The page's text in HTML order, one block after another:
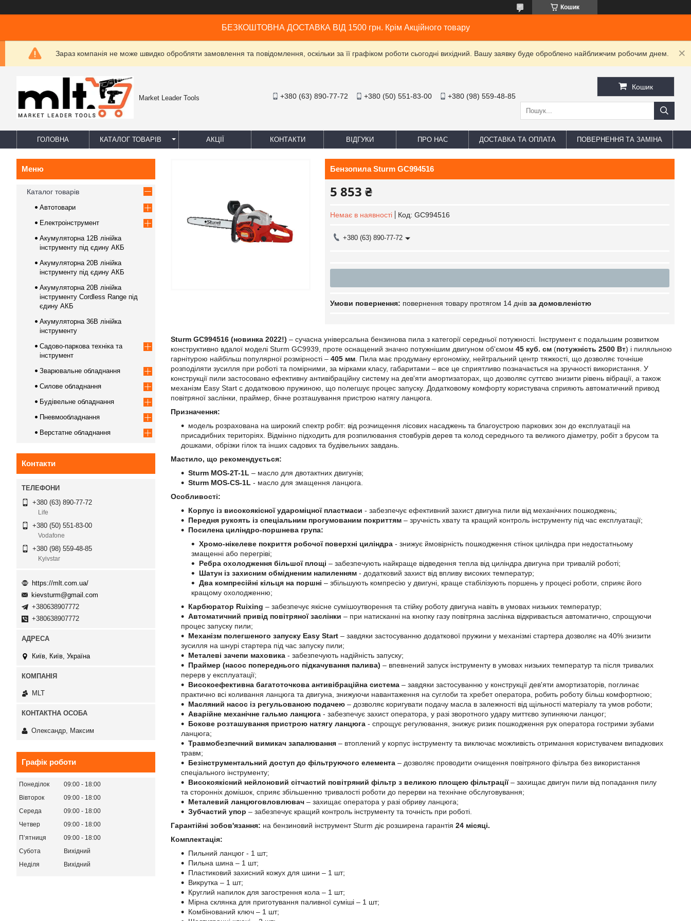
Кошик
БЕЗКОШТОВНА ДОСТАВКА ВІД 1500 грн. Крім Акційного товару
Зараз компанія не може швидко обробляти замовлення та повідомлення, оскільки за її графіком роботи сьогодні вихідний. Вашу заявку буде оброблено найближчим робочим днем.
Market Leader Tools +380 (63) 890-77-72 +380 (50) 551-83-00 +380 (98) 559-48-85
Кошик
ГОЛОВНА КАТАЛОГ ТОВАРІВ АКЦІЇ КОНТАКТИ ВІДГУКИ ПРО НАС ДОСТАВКА ТА ОПЛАТА ПОВЕРНЕННЯ ТА ЗАМІНА
Бензопила Sturm GC994516
5 853 ₴
Немає в наявності Код: GC994516
+380 (63) 890-77-72
повернення товару протягом 14 днів за домовленістю
Sturm GC994516 (новинка 2022!) – сучасна універсальна бензинова пила з категорії середньої потужності. Інструмент є подальшим розвитком
конструктивно вдалої моделі Sturm GC9939, проте оснащений значно потужнішим двигуном об'ємом 45 куб. см (потужність 2500 Вт) і пиляльною
гарнітурою найбільш популярної розмірності – 405 мм . Пила має продуману ергономіку, нейтральний центр тяжкості, що дозволяє точніше
розподіляти зусилля при роботі та помірними, за мірками класу, габаритами – все це сприятливо позначається на зручності використання. У
конструкції пили застосовано ефективну антивібраційну систему на дев'яти амортизаторах, що дозволяє суттєво знизити рівень вібрації, а також
механізм Easy Start c додатковою пружиною, що полегшує процес запуску. Додатковому комфорту користувача сприяють автоматичний привод
повітряної заслінки, праймер, бічне розташування пристрою натягу ланцюга.
Призначення:
модель розрахована на широкий спектр робіт: від розчищення лісових насаджень та благоустрою паркових зон до експлуатації на
присадибних територіях. Відмінно підходить для розпилювання стовбурів дерев та колод середнього та великого діаметру, робіт з брусом та
дошками, обрізки гілок та інших садових та будівельних завдань.
Мастило, що рекомендується:
Sturm MOS-2T-1L – масло для двотактних двигунів;
Sturm MOS-CS-1L - масло для змащення ланцюга.
Особливості:
Корпус із високоякісної удароміцної пластмаси - забезпечує ефективний захист двигуна пили від механічних пошкоджень;
Передня рукоять із спеціальним прогумованим покриттям – зручність хвату та кращий контроль інструменту під час експлуатації;
Посилена циліндро-поршнева група:
Хромо-нікелеве покриття робочої поверхні циліндра - знижує ймовірність пошкодження стінок циліндра при недостатньому
змащенні або перегріві;
Ребра охолодження більшої площі – забезпечують найкраще відведення тепла від циліндра двигуна при тривалій роботі;
Шатун із захисним обмідненим напиленням - додатковий захист від впливу високих температур;
Два компресійні кільця на поршні – збільшують компресію у двигуні, краще стабілізують поршень у процесі роботи, сприяє його
кращому охолодженню;
Карбюратор Ruixing – забезпечує якісне сумішоутворення та стійку роботу двигуна навіть в умовах низьких температур;
Автоматичний привід повітряної заслінки – при натисканні на кнопку газу повітряна заслінка відкривається автоматично, спрощуючи
процес запуску пили;
Механізм полегшеного запуску Easy Start – завдяки застосуванню додаткової пружини у механізмі стартера дозволяє на 40% знизити
зусилля на шнурі стартера під час запуску пили;
Металеві зачепи маховика - забезпечують надійність запуску;
Праймер (насос попереднього підкачування палива) – впевнений запуск інструменту в умовах низьких температур та після тривалих
перерв у експлуатації;
Високоефективна багатоточкова антивібраційна система – завдяки застосуванню у конструкції дев'яти амортизаторів, поглинає
практично всі коливання ланцюга та двигуна, знижуючи навантаження на суглоби та хребет оператора, робить роботу більш комфортною;
Масляний насос із регульованою подачею – дозволяє коригувати подачу масла в залежності від щільності матеріалу та умов роботи;
Аварійне механічне гальмо ланцюга - забезпечує захист оператора, у разі зворотного удару миттєво зупиняючи ланцюг;
Бокове розташування пристрою натягу ланцюга - спрощує регулювання, знижує ризик пошкодження рук оператора гострими зубами
ланцюга;
Травмобезпечний вимикач запалювання – втоплений у корпус інструменту та виключає можливість отримання користувачем випадкових
травм;
Безінструментальний доступ до фільтруючого елемента – дозволяє проводити очищення повітряного фільтра без використання
спеціального інструменту;
Високоякісний нейлоновий сітчастий повітряний фільтр з великою площею фільтрації– захищає двигун пили від попадання пилу
та сторонніх домішок, сприяє збільшенню тривалості роботи до перерви на технічне обслуговування;
Металевий ланцюговловлювач – захищає оператора у разі обриву ланцюга;
Зубчастий упор – забезпечує кращий контроль інструменту та точність при роботі.
Гарантійні зобов'язання: на бензиновий інструмент Sturm діє розширена гарантія 24 місяці.
Комплектація:
Пильний ланцюг - 1 шт;
Пильна шина – 1 шт;
Пластиковий захисний кожух для шини – 1 шт;
Викрутка – 1 шт;
Круглий напилок для загострення кола – 1 шт;
Мірна склянка для приготування паливної суміші – 1 шт;
Комбінований ключ – 1 шт;
Каталог товарів
Автотовари
Електроінструмент
Акумуляторна 12В лінійка
інструменту під єдину АКБ
Акумуляторна 20В лінійка
інструменту під єдину АКБ
Акумуляторна 20В лінійка
інструменту Сordless Range під
єдину АКБ
Акумуляторна 36В лінійка
інструменту
Садово-паркова техніка та
інструмент
Зварювальне обладнання
Силове обладнання
Будівельне обладнання
Пневмообладнання
Верстатне обладнання
Контакти
+380 (63) 890-77-72
Life
+380 (50) 551-83-00
Vodafone
+380 (98) 559-48-85
Kyivstar
https://mlt.com.ua/
kievsturm@gmail.com
+380638907772
+380638907772
Київ, Київ, Україна
MLT
Олександр, Максим
Графік роботи
Понеділок 09:00
18:00
Вівторок
09:00
18:00
Середа
09:00
18:00
Четвер
09:00
18:00
Пʼятниця
09:00
18:00
Субота
Вихідний
Неділя
Вихідний